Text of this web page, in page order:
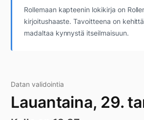
Rollemaan kapteenin lokikirja on
kirjoitushaaste. Tavoitteena on
madaltaa kynnystä itseilmaisuun.
Datan validointia
Lauantaina, 29.